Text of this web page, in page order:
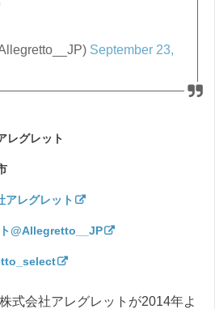
September 23,
レグレット
アレグレット
@Allegretto__JP
式会社アレグレットが2014年よ